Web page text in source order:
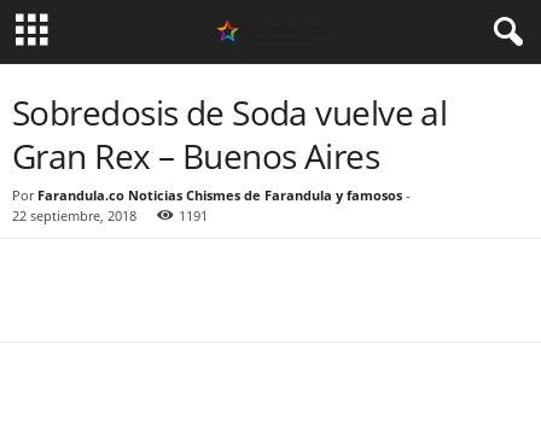
Sobredosis de Soda vuelve al
Gran Rex – Buenos Aires
Por Farandula.co Noticias Chismes de Farandula y famosos -
22 septiembre, 2018
1191